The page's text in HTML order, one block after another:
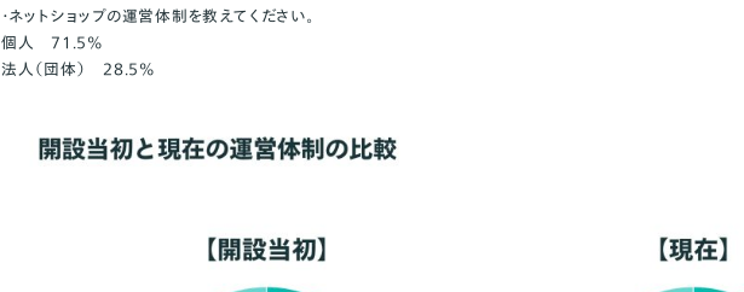
・ネットショップの運営体制を教えてください。
個人 71.5%
法人（団体） 28.5%